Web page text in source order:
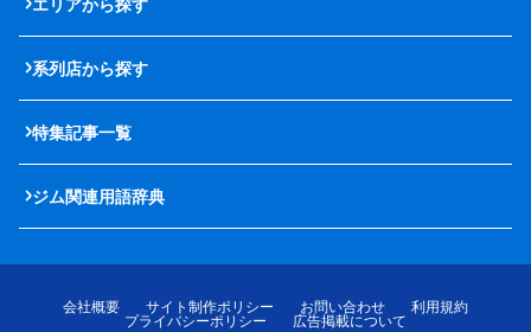
系列店から探す
特集記事一覧
ジム関連用語辞典
会社概要 サイト制作ポリシー お問い合わせ
利用規約
プライバシーポリシー
広告掲載について